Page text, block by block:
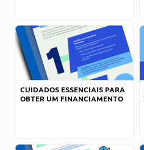
CUIDADOS ESSENCIAIS PARA
OBTER UM FINANCIAMENTO